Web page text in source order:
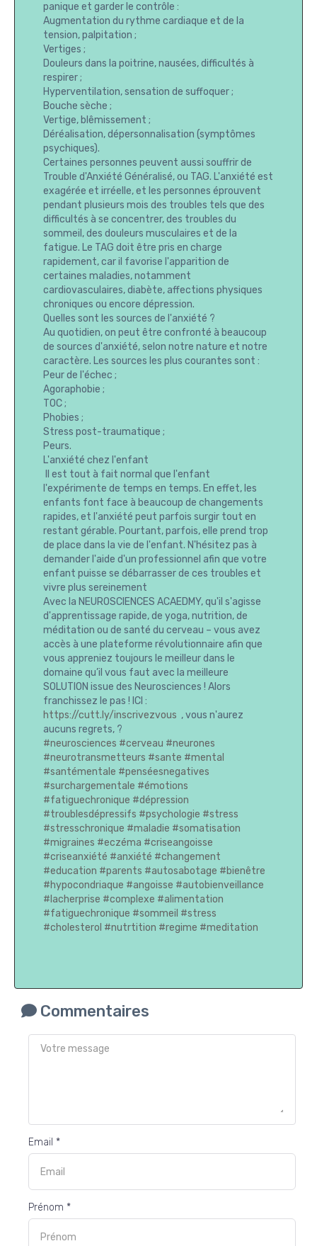
panique et garder le contrôle :
Augmentation du rythme cardiaque et de la
tension, palpitation ;
Vertiges ;
Douleurs dans la poitrine, nausées, difficultés à
respirer ;
Hyperventilation, sensation de suffoquer ;
Bouche sèche ;
Vertige, blêmissement ;
Déréalisation, dépersonnalisation (symptômes
psychiques).
Certaines personnes peuvent aussi souffrir de
Trouble d'Anxiété Généralisé, ou TAG. L'anxiété est
exagérée et irréelle, et les personnes éprouvent
pendant plusieurs mois des troubles tels que des
difficultés à se concentrer, des troubles du
sommeil, des douleurs musculaires et de la
fatigue. Le TAG doit être pris en charge
rapidement, car il favorise l'apparition de
certaines maladies, notamment
cardiovasculaires, diabète, affections physiques
chroniques ou encore dépression.
Quelles sont les sources de l'anxiété ?
Au quotidien, on peut être confronté à beaucoup
de sources d'anxiété, selon notre nature et notre
caractère. Les sources les plus courantes sont :
Peur de l'échec ;
Agoraphobie ;
TOC ;
Phobies ;
Stress post-traumatique ;
Peurs.
L'anxiété chez l'enfant
Il est tout à fait normal que l'enfant
l'expérimente de temps en temps. En effet, les
enfants font face à beaucoup de changements
rapides, et l'anxiété peut parfois surgir tout en
restant gérable. Pourtant, parfois, elle prend trop
de place dans la vie de l'enfant. N'hésitez pas à
demander l'aide d'un professionnel afin que votre
enfant puisse se débarrasser de ces troubles et
vivre plus sereinement
Avec la NEUROSCIENCES ACAEDMY, qu'il s'agisse
d'apprentissage rapide, de yoga, nutrition, de
méditation ou de santé du cerveau – vous avez
accès à une plateforme révolutionnaire afin que
vous appreniez toujours le meilleur dans le
domaine qu’il vous faut avec la meilleure
SOLUTION issue des Neurosciences ! Alors
franchissez le pas ! ICI :
https://cutt.ly/inscrivezvous , vous n'aurez
aucuns regrets, ?
#neurosciences #cerveau #neurones
#neurotransmetteurs #sante #mental
#santémentale #penséesnegatives
#surchargementale #émotions
#fatiguechronique #dépression
#troublesdépressifs #psychologie #stress
#stresschronique #maladie #somatisation
#migraines #eczéma #criseangoisse
#criseanxiété #anxiété #changement
#education #parents #autosabotage #bienêtre
#hypocondriaque #angoisse #autobienveillance
#lacherprise #complexe #alimentation
#fatiguechronique #sommeil #stress
#cholesterol #nutrtition #regime #meditation
Commentaires
Email *
Prénom *